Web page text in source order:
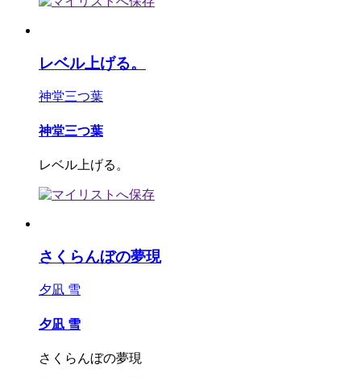
レベル上げる。
神堂三つ葉
神堂三つ葉
レベル上げる。
さくらんぼの夢現
夕凪 雪
夕凪 雪
さくらんぼの夢現